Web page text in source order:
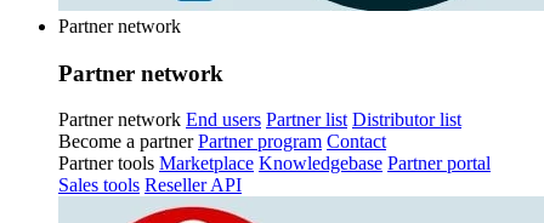
Partner network
Partner network
Partner network End users Partner list Distributor list
Become a partner Partner program Contact
Partner tools Marketplace Knowledgebase Partner portal
Sales tools Reseller API